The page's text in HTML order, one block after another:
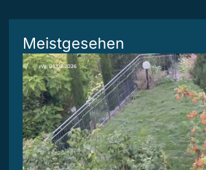
Meistgesehen